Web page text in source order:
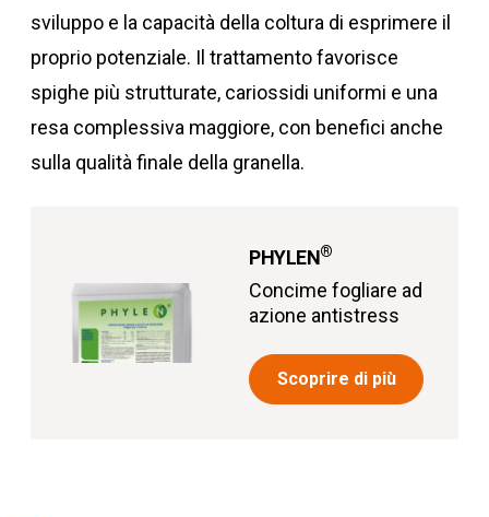
sviluppo e la capacità della coltura di esprimere il
proprio potenziale. Il trattamento favorisce
spighe più strutturate, cariossidi uniformi e una
resa complessiva maggiore, con benefici anche
sulla qualità finale della granella.
PHYLEN®
Concime fogliare ad
azione antistress
Scoprire di più